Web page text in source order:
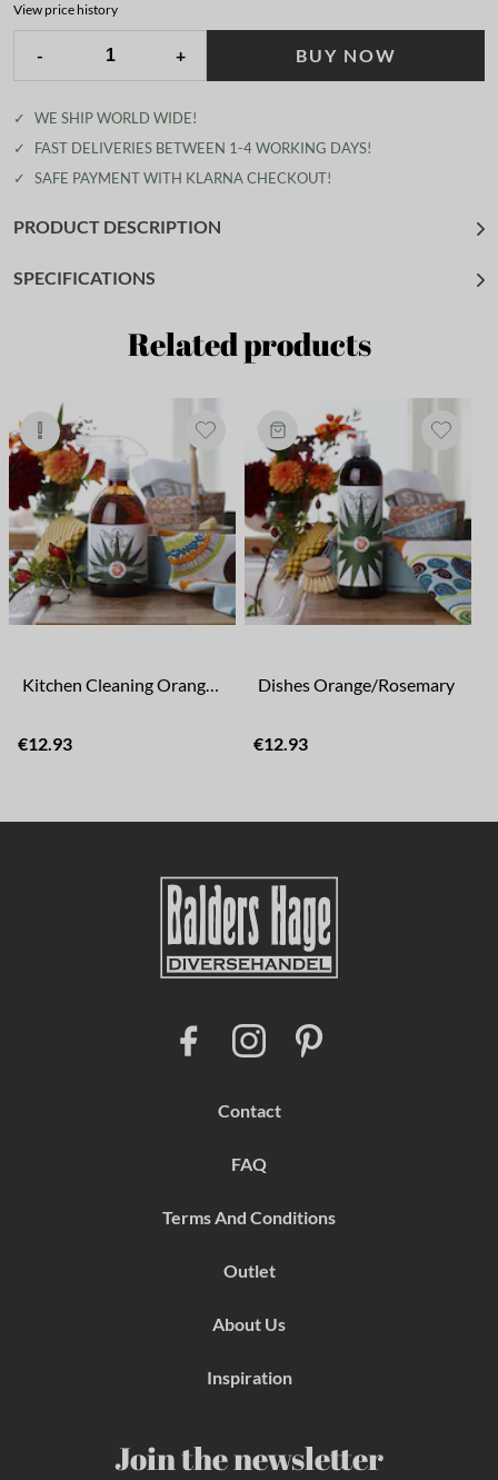
View price history
- + BUY NOW
✓
WE SHIP WORLD WIDE!
✓
FAST DELIVERIES BETWEEN 1-4 WORKING DAYS!
✓
SAFE PAYMENT WITH KLARNA CHECKOUT!
PRODUCT DESCRIPTION
SPECIFICATIONS
Related products
Kitchen Cleaning Orange/Rosemary
€12.93
Dishes Orange/Rosemary
€12.93
Contact
FAQ
Terms And Conditions
Outlet
About Us
Inspiration
Join the newsletter
I
n
g
a
m